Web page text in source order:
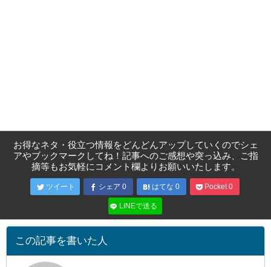
お得なネタ・役立つ情報をどんどんアップしていくのでシェ
アやブックマークしてね！記事へのご感想や突っ込み、ご指
摘等もお気軽にコメント欄よりお願いいたします。
ツイート シェア 0 はてな 0 Pocket 0
LINEで送る
この記事を書いた人